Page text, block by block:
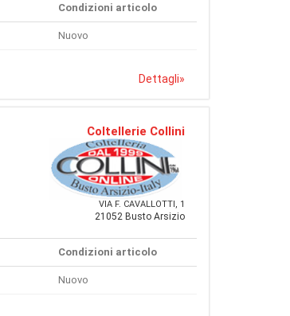
Condizioni articolo
Nuovo
Dettagli»
Coltellerie Collini
VIA F. CAVALLOTTI, 1
21052 Busto Arsizio
Condizioni articolo
Nuovo